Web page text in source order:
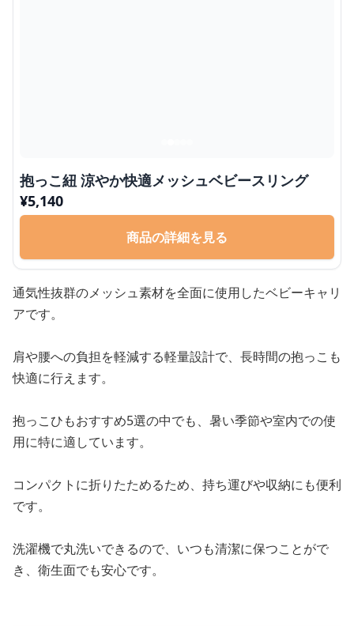
抱っこ紐 涼やか快適メッシュベビースリング
¥5,140
商品の詳細を見る
通気性抜群のメッシュ素材を全面に使用したベビーキャリ
アです。
肩や腰への負担を軽減する軽量設計で、長時間の抱っこも
快適に行えます。
抱っこひもおすすめ5選の中でも、暑い季節や室内での使
用に特に適しています。
コンパクトに折りたためるため、持ち運びや収納にも便利
です。
洗濯機で丸洗いできるので、いつも清潔に保つことがで
き、衛生面でも安心です。